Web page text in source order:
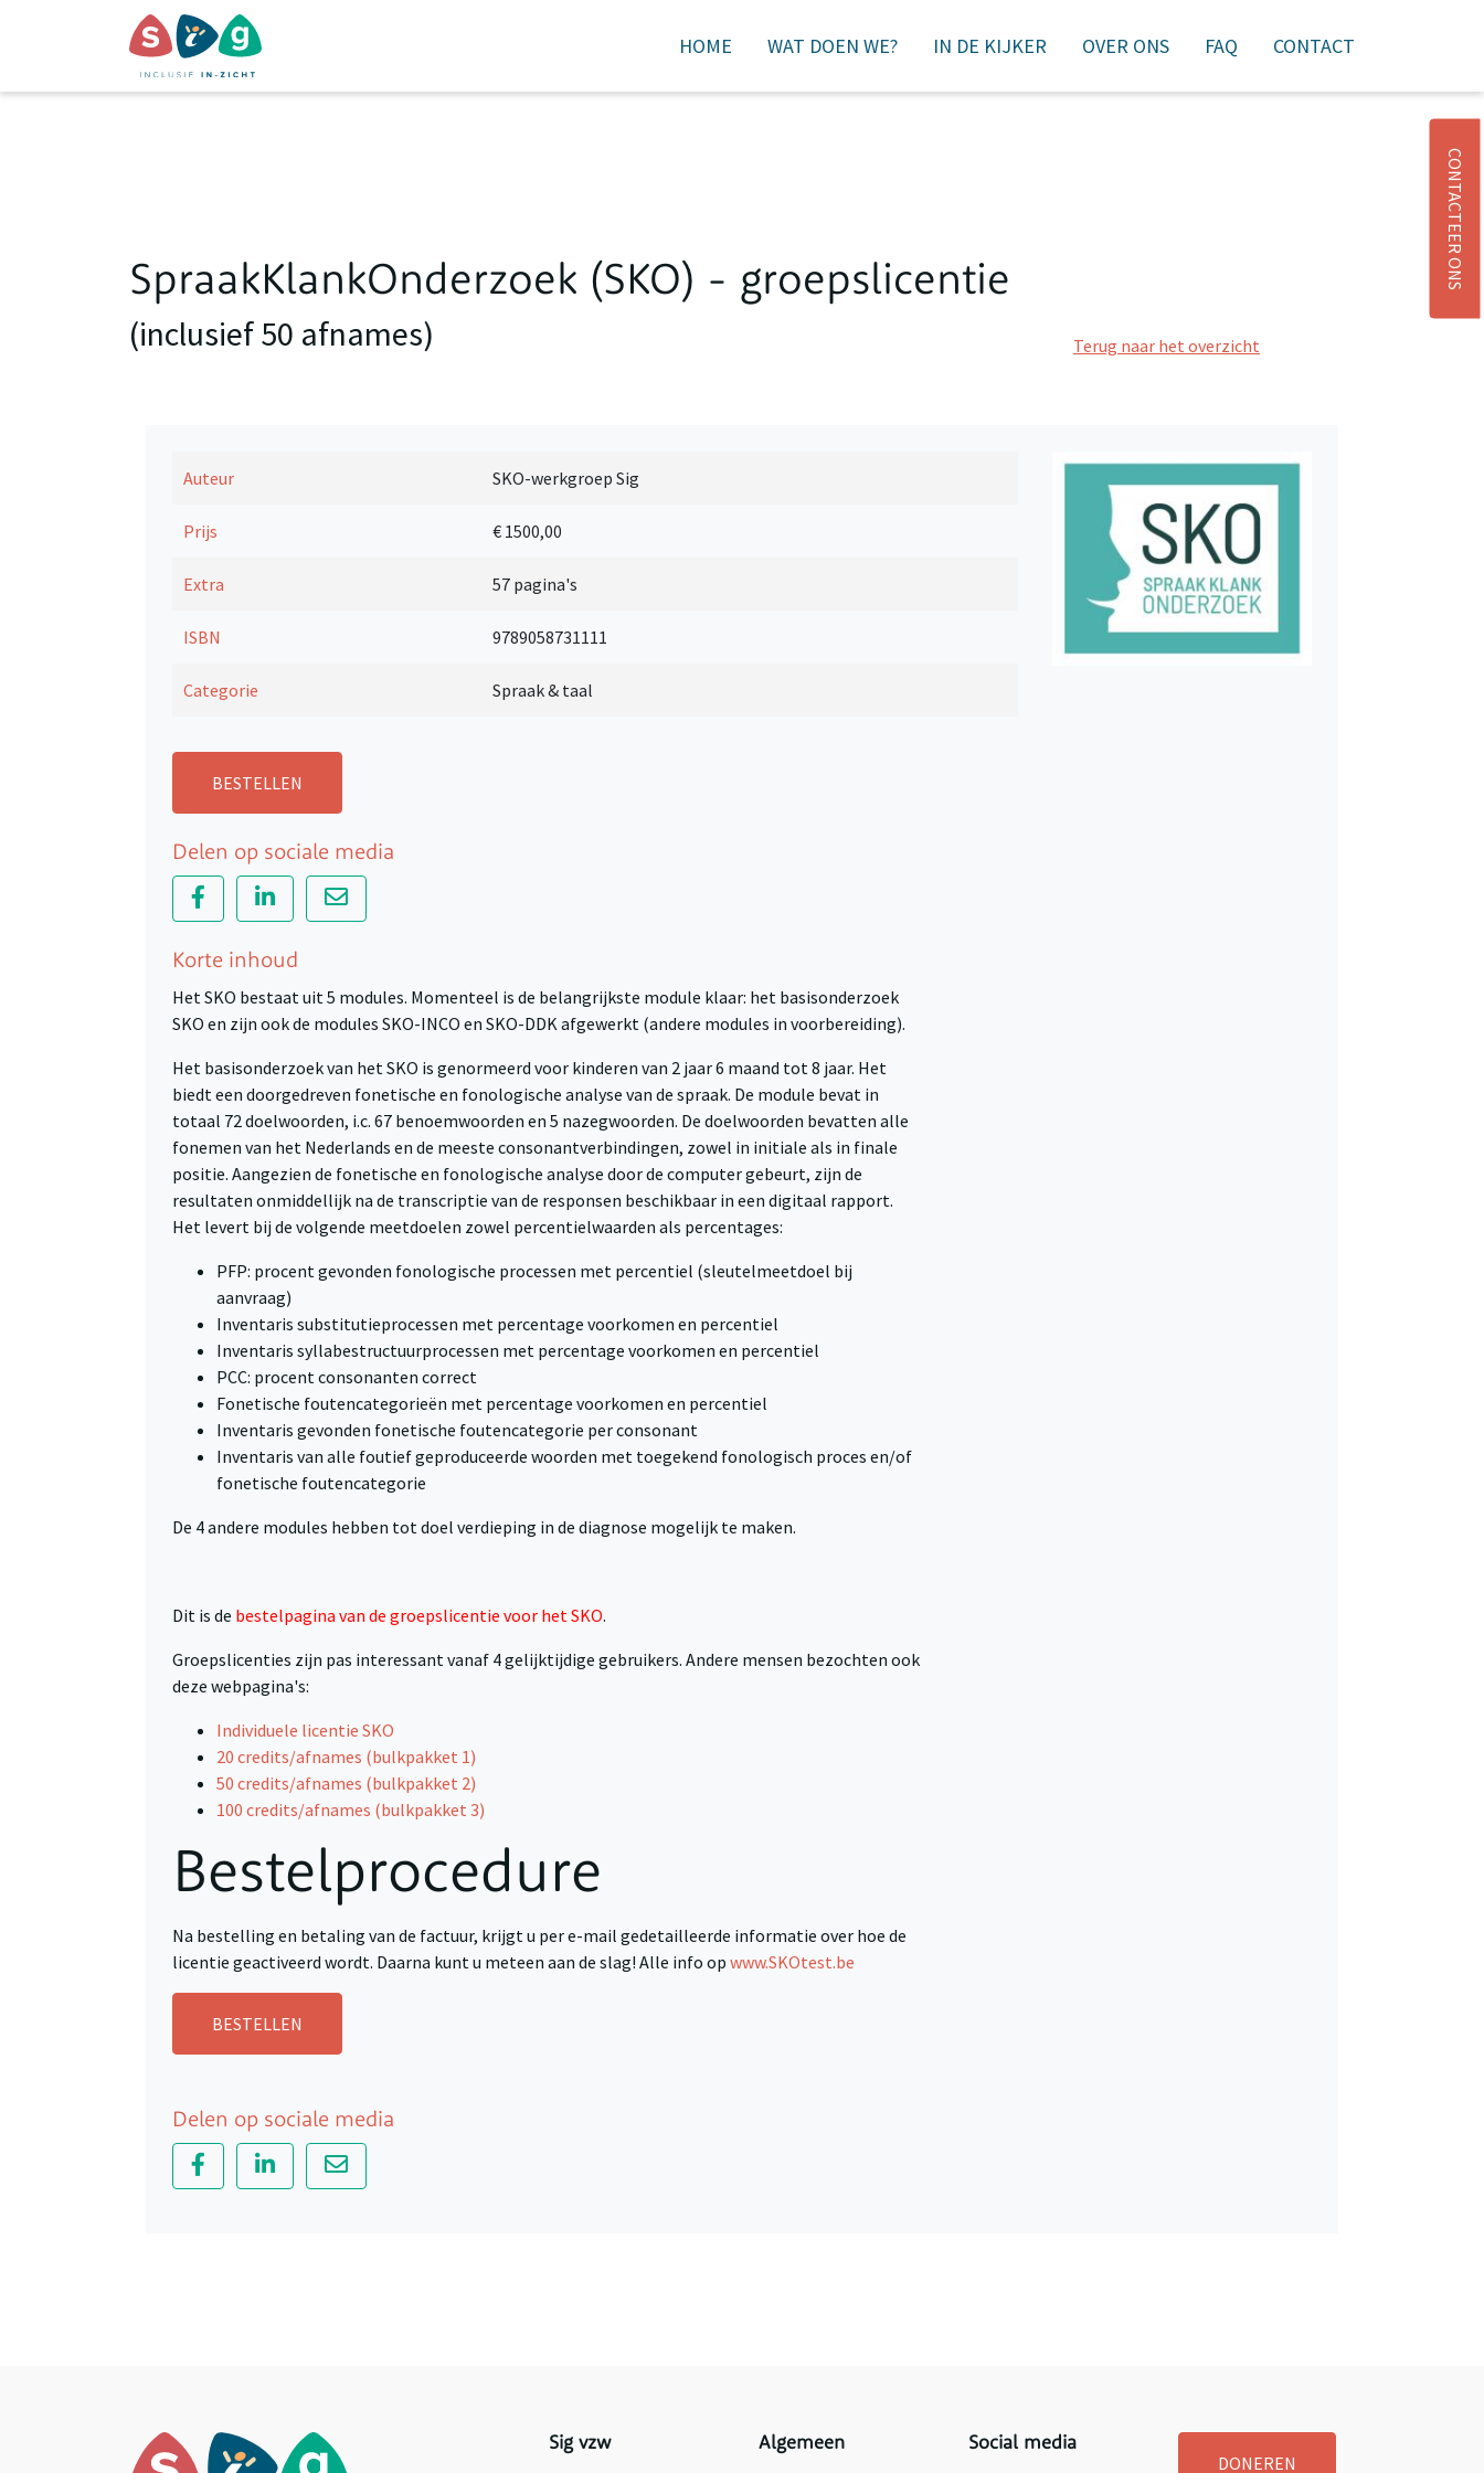
DONEREN NIEUWSBRIEF AANMELDEN WINKELMAND
HOME WAT DOEN WE? IN DE KIJKER OVER ONS FAQ CONTACT
SpraakKlankOnderzoek (SKO) - groepslicentie
(inclusief 50 afnames) Terug naar het overzicht
Auteur SKO-werkgroep Sig
Prijs € 1500,00
Extra 57 pagina's
ISBN 9789058731111
Categorie Spraak & taal
BESTELLEN
Delen op sociale media
Korte inhoud
Het SKO bestaat uit 5 modules. Momenteel is de belangrijkste module klaar: het basisonderzoek
SKO en zijn ook de modules SKO-INCO en SKO-DDK afgewerkt (andere modules in voorbereiding).
Het basisonderzoek van het SKO is genormeerd voor kinderen van 2 jaar 6 maand tot 8 jaar. Het
biedt een doorgedreven fonetische en fonologische analyse van de spraak. De module bevat in
totaal 72 doelwoorden, i.c. 67 benoemwoorden en 5 nazegwoorden. De doelwoorden bevatten alle
fonemen van het Nederlands en de meeste consonantverbindingen, zowel in initiale als in finale
positie. Aangezien de fonetische en fonologische analyse door de computer gebeurt, zijn de
resultaten onmiddellijk na de transcriptie van de responsen beschikbaar in een digitaal rapport.
Het levert bij de volgende meetdoelen zowel percentielwaarden als percentages:
PFP: procent gevonden fonologische processen met percentiel (sleutelmeetdoel bij
aanvraag)
Inventaris substitutieprocessen met percentage voorkomen en percentiel
Inventaris syllabestructuurprocessen met percentage voorkomen en percentiel
PCC: procent consonanten correct
Fonetische foutencategorieën met percentage voorkomen en percentiel
Inventaris gevonden fonetische foutencategorie per consonant
Inventaris van alle foutief geproduceerde woorden met toegekend fonologisch proces en/of
fonetische foutencategorie
De 4 andere modules hebben tot doel verdieping in de diagnose mogelijk te maken.
Dit is de bestelpagina van de groepslicentie voor het SKO.
Groepslicenties zijn pas interessant vanaf 4 gelijktijdige gebruikers. Andere mensen bezochten ook
deze webpagina's:
Individuele licentie SKO
20 credits/afnames (bulkpakket 1)
50 credits/afnames (bulkpakket 2)
100 credits/afnames (bulkpakket 3)
Bestelprocedure
Na bestelling en betaling van de factuur, krijgt u per e-mail gedetailleerde informatie over hoe de
licentie geactiveerd wordt. Daarna kunt u meteen aan de slag! Alle info op www.SKOtest.be
BESTELLEN
Delen op sociale media
Sig vzw Algemeen Social media
DONEREN
CONTACTEER ONS